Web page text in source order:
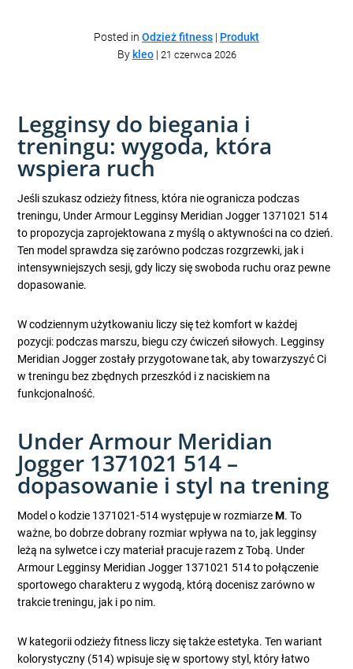
Posted in Odzież fitness | Produkt
By kleo| 21 czerwca 2026
Legginsy do biegania i
treningu: wygoda, która
wspiera ruch
Jeśli szukasz odzieży fitness, która nie ogranicza podczas
treningu, Under Armour Legginsy Meridian Jogger 1371021 514
to propozycja zaprojektowana z myślą o aktywności na co dzień.
Ten model sprawdza się zarówno podczas rozgrzewki, jak i
intensywniejszych sesji, gdy liczy się swoboda ruchu oraz pewne
dopasowanie.
W codziennym użytkowaniu liczy się też komfort w każdej
pozycji: podczas marszu, biegu czy ćwiczeń siłowych. Legginsy
Meridian Jogger zostały przygotowane tak, aby towarzyszyć Ci
w treningu bez zbędnych przeszkód i z naciskiem na
funkcjonalność.
Under Armour Meridian
Jogger 1371021 514 –
dopasowanie i styl na trening
Model o kodzie 1371021-514 występuje w rozmiarzeM. To
ważne, bo dobrze dobrany rozmiar wpływa na to, jak legginsy
leżą na sylwetce i czy materiał pracuje razem z Tobą. Under
Armour Legginsy Meridian Jogger 1371021 514 to połączenie
sportowego charakteru z wygodą, którą docenisz zarówno w
trakcie treningu, jak i po nim.
W kategorii odzieży fitness liczy się także estetyka. Ten wariant
kolorystyczny (514) wpisuje się w sportowy styl, który łatwo